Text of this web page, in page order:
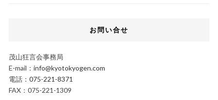
お問い合せ
茂山狂言会事務局
E-mail： info@kyotokyogen.com
電話： 075-221-8371
FAX：075-221-1309